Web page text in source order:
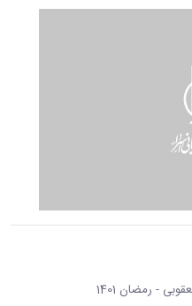
- رمضان 1401